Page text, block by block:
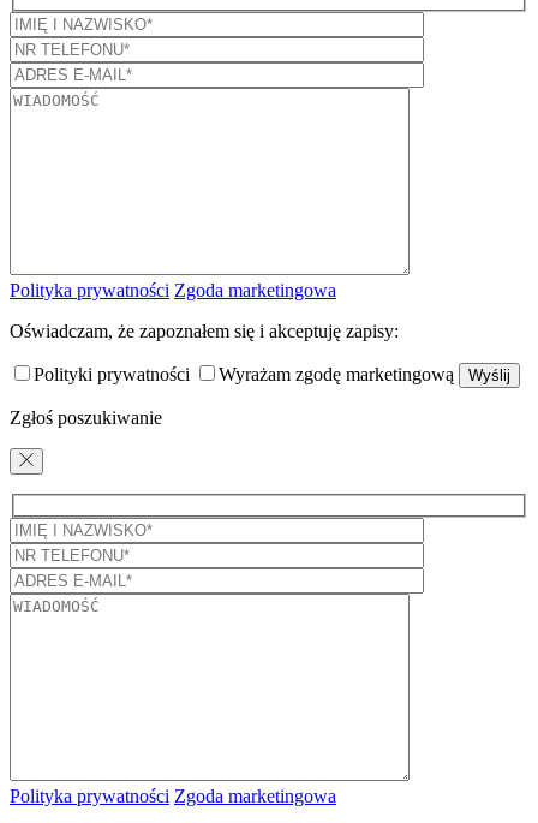
Polityka prywatności Zgoda marketingowa
Oświadczam, że zapoznałem się i akceptuję zapisy:
Polityki prywatności Wyrażam zgodę marketingową
Zgłoś poszukiwanie
Polityka prywatności Zgoda marketingowa